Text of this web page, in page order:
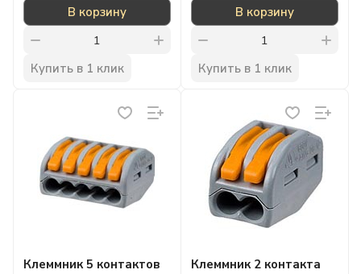
В корзину
Купить в 1 клик
В корзину
Купить в 1 клик
Клеммник 5 контактов
Клеммник 2 контакта